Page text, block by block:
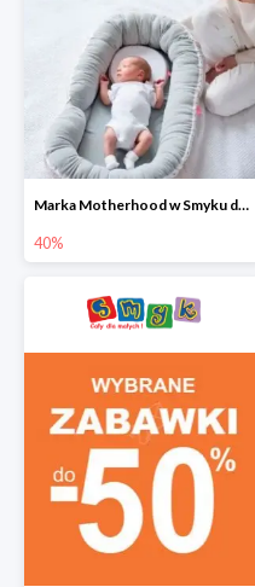
Marka Motherhood w Smyku do -40%
40%